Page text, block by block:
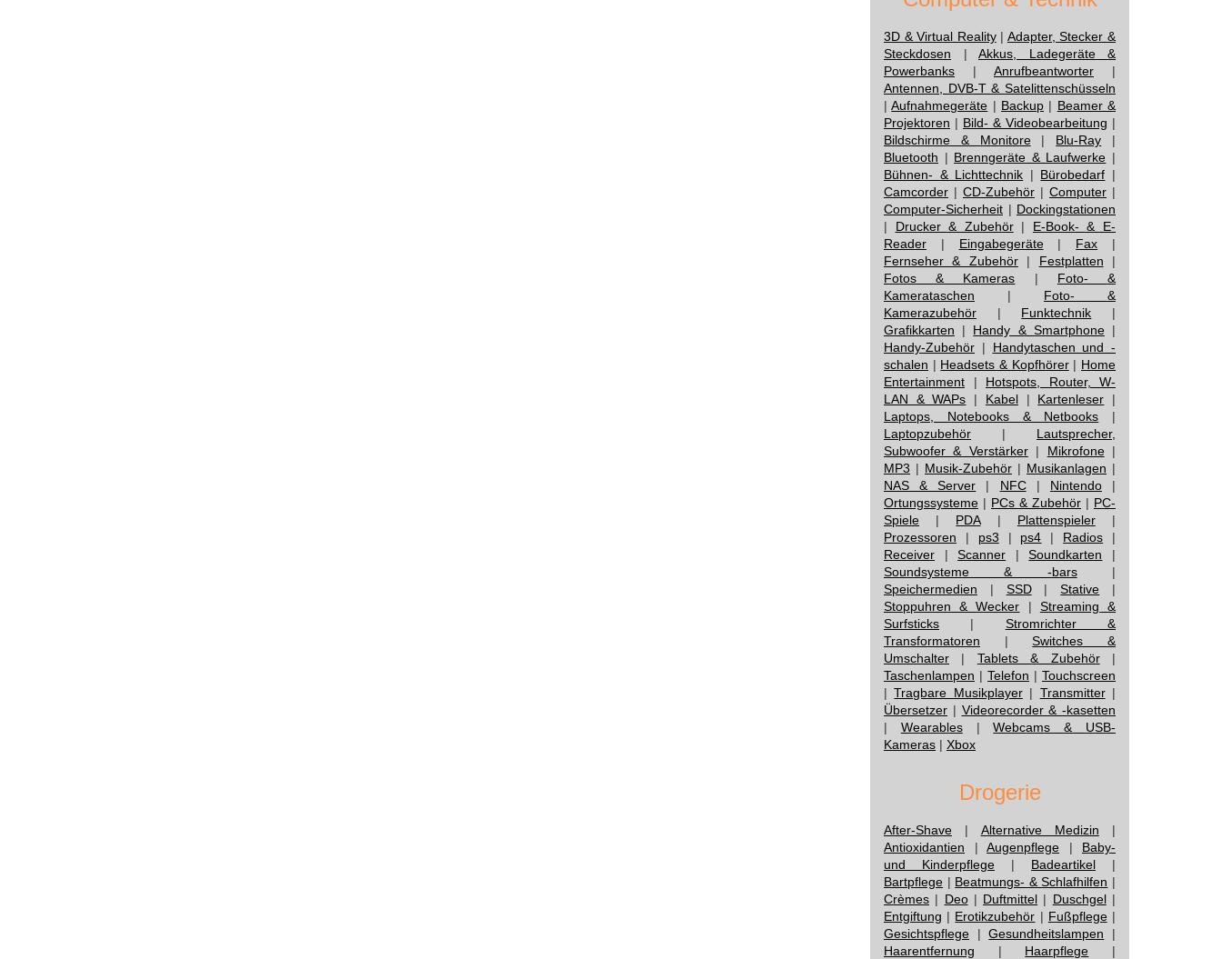
3D & Virtual Reality| Adapter, Stecker &
Steckdosen | Akkus, Ladegeräte &
Powerbanks | Anrufbeantworter |
Antennen, DVB-T & Satelittenschüsseln
|Aufnahmegeräte | Backup | Beamer &
Projektoren | Bild- & Videobearbeitung |
Bildschirme & Monitore| Blu-Ray |
Bluetooth | Brenngeräte & Laufwerke |
Bühnen- & Lichttechnik | Bürobedarf |
Camcorder | CD-Zubehör | Computer |
Computer-Sicherheit | Dockingstationen
| Drucker & Zubehör| E-Book- & E-
Reader | Eingabegeräte| Fax |
Fernseher & Zubehör| Festplatten |
Fotos & Kameras | Foto- &
Kamerataschen | Foto- &
Kamerazubehör | Funktechnik |
Grafikkarten | Handy & Smartphone|
Handy-Zubehör | Handytaschen und -
schalen | Headsets & Kopfhörer| Home
Entertainment | Hotspots, Router, W-
LAN & WAPs | Kabel| Kartenleser |
Laptops, Notebooks & Netbooks |
Laptopzubehör | Lautsprecher,
Subwoofer & Verstärker| Mikrofone|
MP3 | Musik-Zubehör | Musikanlagen |
NAS & Server | NFC| Nintendo|
Ortungssysteme | PCs & Zubehör | PC-
Spiele | PDA| Plattenspieler|
Prozessoren | ps3 | ps4 | Radios |
Receiver |Scanner |Soundkarten |
Soundsysteme & -bars|
Speichermedien | SSD|Stative |
Stoppuhren & Wecker | Streaming &
Surfsticks | Stromrichter &
Transformatoren |Switches &
Umschalter | Tablets & Zubehör|
Taschenlampen | Telefon | Touchscreen
|Tragbare Musikplayer| Transmitter|
Übersetzer | Videorecorder & -kasetten
| Wearables|Webcams & USB-
Kameras | Xbox
Drogerie
After-Shave | Alternative Medizin |
Antioxidantien | Augenpflege | Baby-
und Kinderpflege | Badeartikel |
Bartpflege | Beatmungs- & Schlafhilfen |
Crèmes | Deo| Duftmittel | Duschgel|
Entgiftung | Erotikzubehör | Fußpflege|
Gesichtspflege |Gesundheitslampen |
Haarentfernung | Haarpflege |